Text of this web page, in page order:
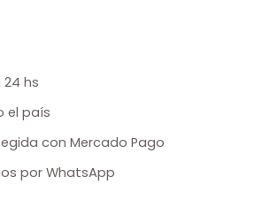
hs
el país
con Mercado Pago
por WhatsApp